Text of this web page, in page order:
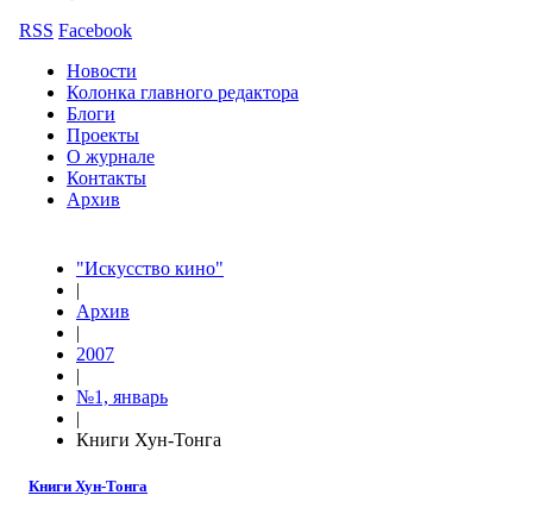
RSS Facebook
Новости
Колонка главного редактора
Блоги
Проекты
О журнале
Контакты
Архив
"Искусство кино"
|
Архив
|
2007
|
№1, январь
|
Книги Хун-Тонга
Книги Хун-Тонга